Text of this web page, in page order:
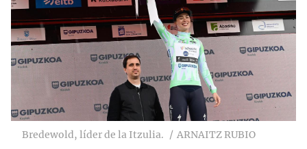
Bredewold, líder de la Itzulia. ARNAITZ RUBIO